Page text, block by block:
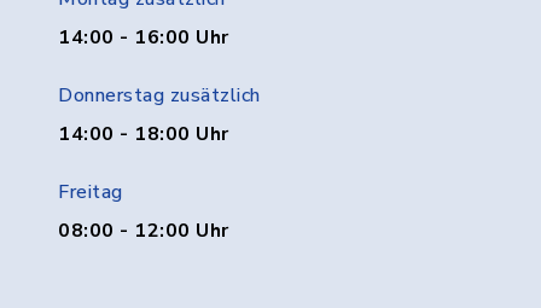
14:00 - 16:00 Uhr
Donnerstag zusätzlich
14:00 - 18:00 Uhr
Freitag
08:00 - 12:00 Uhr